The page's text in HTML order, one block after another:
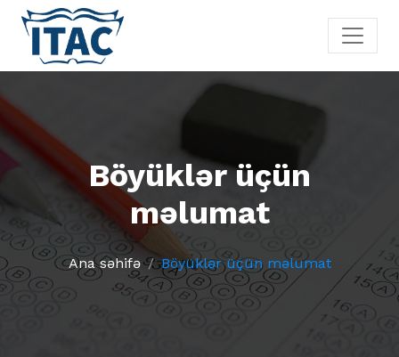
Böyüklər üçün
məlumat
Ana səhifə Böyüklər üçün məlumat